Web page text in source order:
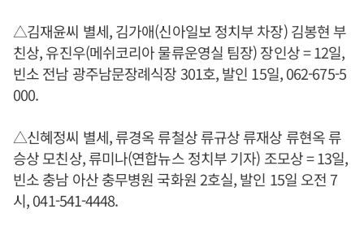
△김재윤씨 별세, 김가애(신아일보 정치부 차장) 김봉현 부
친상, 유진우(메쉬코리아 물류운영실 팀장) 장인상 = 12일,
빈소 전남 광주남문장례식장 301호, 발인 15일, 062-675-5
000.
△신혜정씨 별세, 류경옥 류철상 류규상 류재상 류현옥 류
승상 모친상, 류미나(연합뉴스 정치부 기자) 조모상 = 13일,
빈소 충남 아산 충무병원 국화원 2호실, 발인 15일 오전 7
시, 041-541-4448.